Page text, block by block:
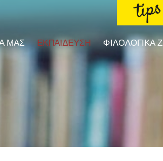
ΜΑΣ ΕΚΠΑΙΔΕΥΣΗ ΦΙΛΟΛΟΓΙΚΑ